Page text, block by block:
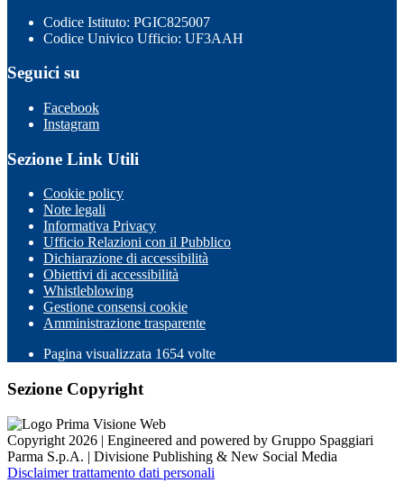
Codice Istituto: PGIC825007
Codice Univico Ufficio: UF3AAH
Seguici su
Facebook
Instagram
Sezione Link Utili
Cookie policy
Note legali
Informativa Privacy
Ufficio Relazioni con il Pubblico
Dichiarazione di accessibilità
Obiettivi di accessibilità
Whistleblowing
Gestione consensi cookie
Amministrazione trasparente
Pagina visualizzata 1654 volte
Sezione Copyright
Copyright 2026 | Engineered and powered by Gruppo Spaggiari
Parma S.p.A. | Divisione Publishing & New Social Media
Disclaimer trattamento dati personali